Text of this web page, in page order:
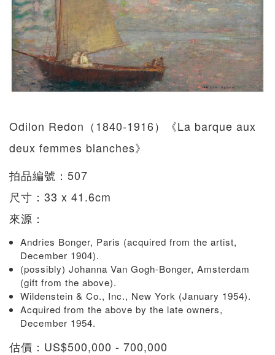
Odilon Redon（1840-1916）《La barque aux
deux femmes blanches》
拍品編號：507
尺寸：33 x 41.6cm
來源：
Andries Bonger, Paris (acquired from the artist,
December 1904).
(possibly) Johanna Van Gogh-Bonger, Amsterdam
(gift from the above).
Wildenstein & Co., Inc., New York (January 1954).
Acquired from the above by the late owners,
December 1954.
估價：US$500,000 - 700,000